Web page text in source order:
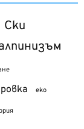
Ски
еко